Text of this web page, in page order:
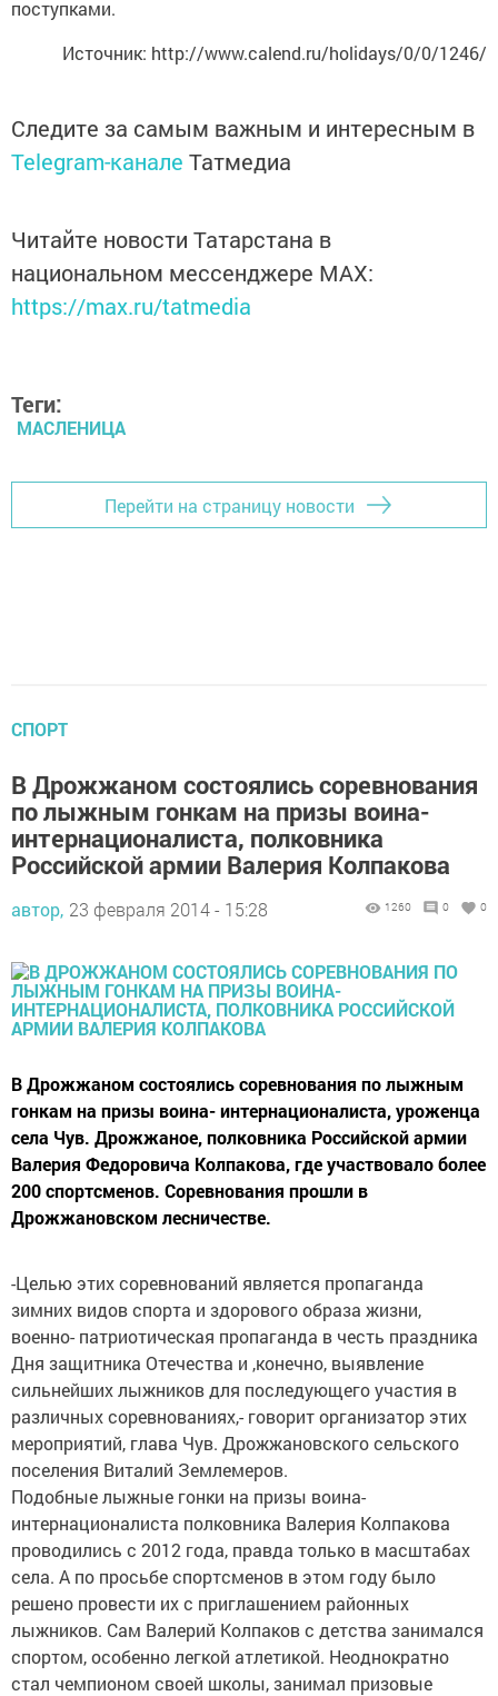
поступками.
Источник: http://www.calend.ru/holidays/0/0/1246/
Следите за самым важным и интересным в
Telegram-канале Татмедиа
Читайте новости Татарстана в
национальном мессенджере MАХ:
https://max.ru/tatmedia
Теги:
МАСЛЕНИЦА
Перейти на страницу новости
СПОРТ
В Дрожжаном состоялись соревнования
по лыжным гонкам на призы воина-
интернационалиста, полковника
Российской армии Валерия Колпакова
автор, 23 февраля 2014 - 15:28 1260 0 0
В Дрожжаном состоялись соревнования по лыжным
гонкам на призы воина- интернационалиста, уроженца
села Чув. Дрожжаное, полковника Российской армии
Валерия Федоровича Колпакова, где участвовало более
200 спортсменов. Соревнования прошли в
Дрожжановском лесничестве.
-Целью этих соревнований является пропаганда
зимних видов спорта и здорового образа жизни,
военно- патриотическая пропаганда в честь праздника
Дня защитника Отечества и ,конечно, выявление
сильнейших лыжников для последующего участия в
различных соревнованиях,- говорит организатор этих
мероприятий, глава Чув. Дрожжановского сельского
поселения Виталий Землемеров.
Подобные лыжные гонки на призы воина-
интернационалиста полковника Валерия Колпакова
проводились с 2012 года, правда только в масштабах
села. А по просьбе спортсменов в этом году было
решено провести их с приглашением районных
лыжников. Сам Валерий Колпаков с детства занимался
спортом, особенно легкой атлетикой. Неоднократно
стал чемпионом своей школы, занимал призовые